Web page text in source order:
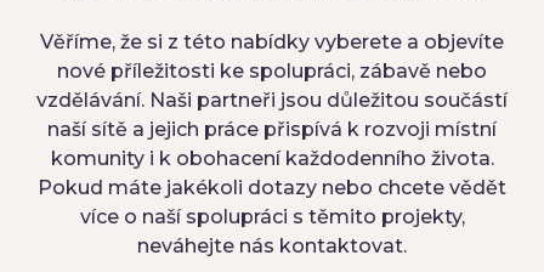
Věříme, že si z této nabídky vyberete a objevíte
nové příležitosti ke spolupráci, zábavě nebo
vzdělávání. Naši partneři jsou důležitou součástí
naší sítě a jejich práce přispívá k rozvoji místní
komunity i k obohacení každodenního života.
Pokud máte jakékoli dotazy nebo chcete vědět
více o naší spolupráci s těmito projekty,
neváhejte nás kontaktovat.